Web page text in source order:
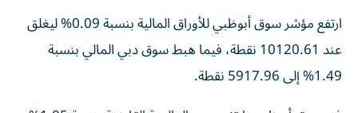
ارتفع مؤشر سوق أبوظبي للأوراق المالية بنسبة 0.09% ليغلق
عند 10120.61 نقطة، فيما هبط سوق دبي المالي بنسبة
1.49% إلى 5917.96 نقطة.